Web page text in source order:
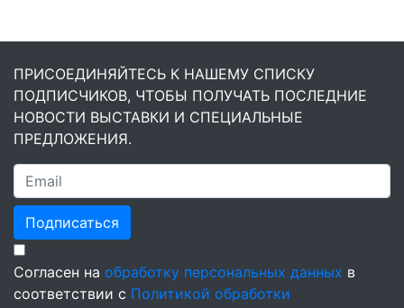
ПРИСОЕДИНЯЙТЕСЬ К НАШЕМУ СПИСКУ
ПОДПИСЧИКОВ, ЧТОБЫ ПОЛУЧАТЬ ПОСЛЕДНИЕ
НОВОСТИ ВЫСТАВКИ И СПЕЦИАЛЬНЫЕ
ПРЕДЛОЖЕНИЯ.
Подписаться
Согласен на обработку персональных данных в
соответствии с Политикой обработки